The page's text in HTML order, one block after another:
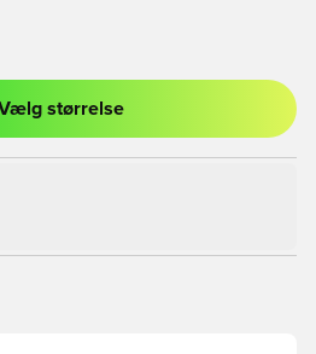
ind eller tilmelde dig som medlem
størrelse